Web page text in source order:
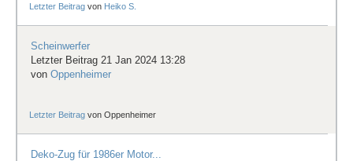
Letzter Beitrag von Heiko S.
Scheinwerfer
Letzter Beitrag 21 Jan 2024 13:28
von Oppenheimer
Letzter Beitrag vonOppenheimer
Deko-Zug für 1986er Motor...